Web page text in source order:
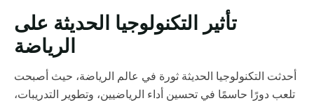
تأثير التكنولوجيا الحديثة على
الرياضة
أحدثت التكنولوجيا الحديثة ثورة في عالم الرياضة، حيث أصبحت
تلعب دورًا حاسمًا في تحسين أداء الرياضيين، وتطوير التدريبات،